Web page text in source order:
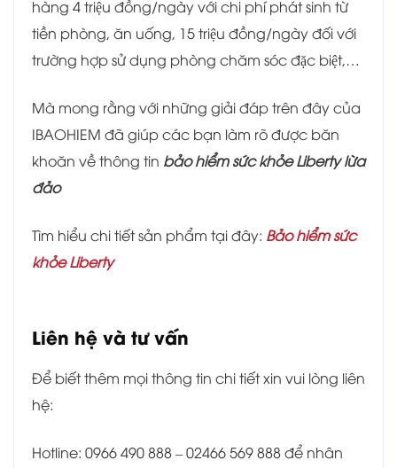
hàng 4 triệu đồng/ngày với chi phí phát sinh từ
tiền phòng, ăn uống, 15 triệu đồng/ngày đối với
trường hợp sử dụng phòng chăm sóc đặc biệt,…
Mà mong rằng với những giải đáp trên đây của
IBAOHIEM đã giúp các bạn làm rõ được băn
khoăn về thông tin bảo hiểm sức khỏe Liberty lừa
đảo
Tìm hiểu chi tiết sản phẩm tại đây: Bảo hiểm sức
khỏe Liberty
Liên hệ và tư vấn
Để biết thêm mọi thông tin chi tiết xin vui lòng liên
hệ:
Hotline: 0966 490 888 – 02466 569 888 để nhân